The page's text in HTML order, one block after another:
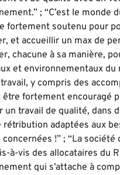
; “C’est le monde
fortement soutenu pour
et accueillir un max de
chacune à sa manière,
et environnementaux du
y compris des
être fortement encouragé
un travail de qualité, dans
rétribution adaptées aux
concernées !” ; “La
à-vis des allocataires du
qui s’attache à